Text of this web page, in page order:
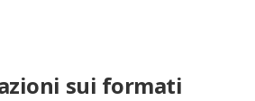
sui formati